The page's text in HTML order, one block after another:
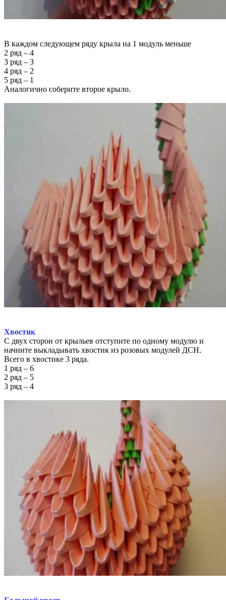
В каждом следующем ряду крыла на 1 модуль меньше
2 ряд – 4
3 ряд – 3
4 ряд – 2
5 ряд – 1
Аналогично соберите второе крыло.
Хвостик
С двух сторон от крыльев отступите по одному модулю и
начните выкладывать хвостик из розовых модулей ДСН.
Всего в хвостике 3 ряда.
1 ряд – 6
2 ряд – 5
3 ряд – 4